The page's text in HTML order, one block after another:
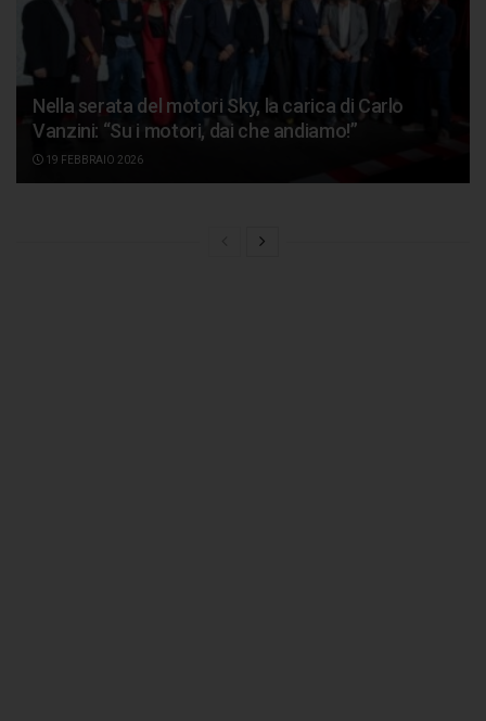
Nella serata del motori Sky, la carica di Carlo
Vanzini: “Su i motori, dai che andiamo!”
19 FEBBRAIO 2026